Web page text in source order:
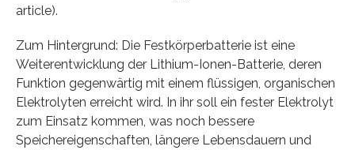
article).
Zum Hintergrund: Die Festkörperbatterie ist eine
Weiterentwicklung der Lithium-Ionen-Batterie, deren
Funktion gegenwärtig mit einem flüssigen, organischen
Elektrolyten erreicht wird. In ihr soll ein fester Elektrolyt
zum Einsatz kommen, was noch bessere
Speichereigenschaften, längere Lebensdauern und